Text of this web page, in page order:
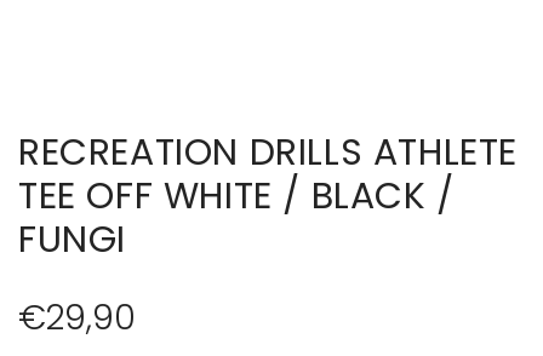
RECREATION DRILLS ATHLETE
TEE OFF WHITE / BLACK /
FUNGI
R
€29,90